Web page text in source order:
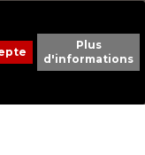
Plus
d'informations
réservés.